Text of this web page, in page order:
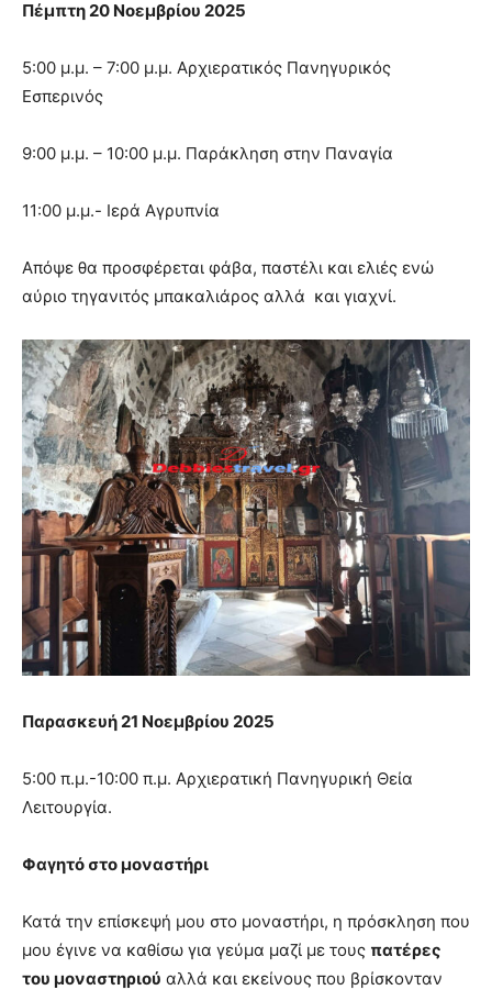
Πέμπτη 20 Νοεμβρίου 2025
5:00 μ.μ. – 7:00 μ.μ. Αρχιερατικός Πανηγυρικός
Εσπερινός
9:00 μ.μ. – 10:00 μ.μ. Παράκληση στην Παναγία
11:00 μ.μ.- Ιερά Αγρυπνία
Απόψε θα προσφέρεται φάβα, παστέλι και ελιές ενώ
αύριο τηγανιτός μπακαλιάρος αλλά και γιαχνί.
Παρασκευή 21 Νοεμβρίου 2025
5:00 π.μ.-10:00 π.μ. Αρχιερατική Πανηγυρική Θεία
Λειτουργία.
Φαγητό στο μοναστήρι
Κατά την επίσκεψή μου στο μοναστήρι, η πρόσκληση που
μου έγινε να καθίσω για γεύμα μαζί με τους πατέρες
του μοναστηριού αλλά και εκείνους που βρίσκονταν